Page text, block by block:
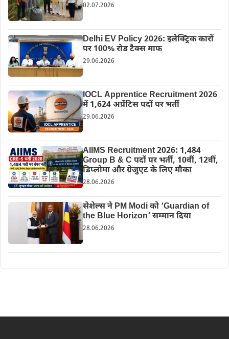
02.07.2026
Delhi EV Policy 2026: इलेक्ट्रिक कारों
पर 100% रोड टैक्स माफ
29.06.2026
IOCL Apprentice Recruitment 2026
में 1,624 अप्रेंटिस पदों पर भर्ती
29.06.2026
AIIMS Recruitment 2026: 1,484
Group B & C पदों पर भर्ती, 10वीं, 12वीं,
डिप्लोमा और ग्रेजुएट के लिए मौका
28.06.2026
सेशेल्स ने PM Modi को ‘Guardian of
the Blue Horizon’ सम्मान दिया
28.06.2026